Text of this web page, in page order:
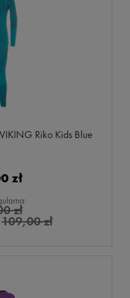
Riko Kids Blue
zł
zł
109,00 zł